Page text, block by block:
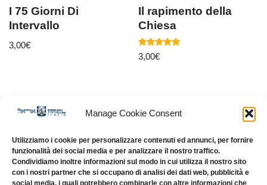
Manage Cookie Consent
Utilizziamo i cookie per personalizzare contenuti ed annunci, per fornire
funzionalità dei social media e per analizzare il nostro traffico.
Condividiamo inoltre informazioni sul modo in cui utilizza il nostro sito
con i nostri partner che si occupano di analisi dei dati web, pubblicità e
social media, i quali potrebbero combinarle con altre informazioni che
I 75 Giorni Di
Intervallo
3,00€
Il rapimento della
Chiesa
Valutato
5.00
3,00€
ARIEL ITALIA APS – SEDE OPERATIVA E LOGISTICA –
PRATO (PO)